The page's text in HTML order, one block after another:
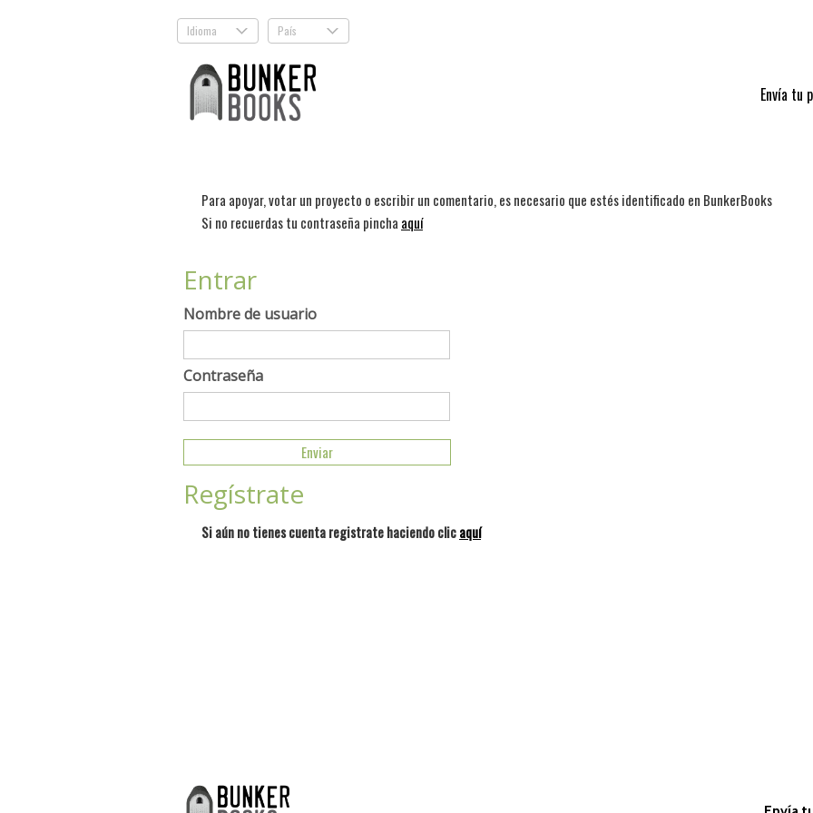
Idioma . País .
Envía tu
Para apoyar, votar un proyecto o escribir un comentario, es necesario que estés identificado en BunkerBooks
Si no recuerdas tu contraseña pincha aquí
Entrar
Nombre de usuario
Contraseña
Regístrate
Si aún no tienes cuenta registrate haciendo clicaquí